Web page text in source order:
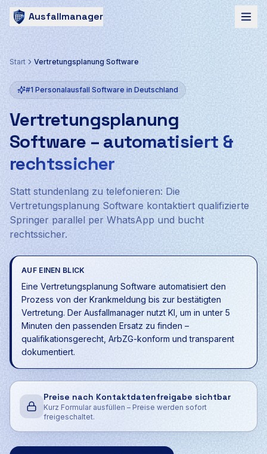
Ausfallmanager
Start Vertretungsplanung Software
#1 Personalausfall Software in Deutschland
Vertretungsplanung
Software–automatisiert &
rechtssicher
Statt stundenlang zu telefonieren: Die
Vertretungsplanung Software kontaktiert qualifizierte
Springer parallel per WhatsApp und bucht
rechtssicher.
AUF EINEN BLICK
Eine Vertretungsplanung Software automatisiert den
Prozess von der Krankmeldung bis zur bestätigten
Vertretung. Der Ausfallmanager nutzt KI, um in unter 5
Minuten den passenden Ersatz zu finden –
qualifikationsgerecht, ArbZG-konform und transparent
dokumentiert.
Preise nach Kontaktdatenfreigabe sichtbar
Kurz Formular ausfüllen – Preise werden sofort
freigeschaltet.